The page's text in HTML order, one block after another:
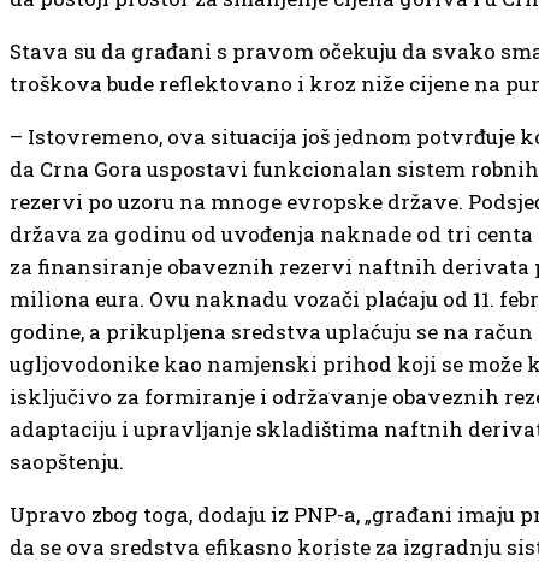
Stava su da građani s pravom očekuju da svako
troškova bude reflektovano i kroz niže cijene na
– Istovremeno, ova situacija još jednom potvrđuje
da Crna Gora uspostavi funkcionalan sistem
rezervi po uzoru na mnoge evropske države.
država za godinu od uvođenja naknade od tri
za finansiranje obaveznih rezervi naftnih derivata
miliona eura. Ovu naknadu vozači plaćaju od 11.
godine, a prikupljena sredstva uplaćuju se na račun
ugljovodonike kao namjenski prihod koji se može
isključivo za formiranje i održavanje obaveznih
adaptaciju i upravljanje skladištima naftnih
saopštenju.
Upravo zbog toga, dodaju iz PNP-a, „građani imaju
da se ova sredstva efikasno koriste za izgradnju